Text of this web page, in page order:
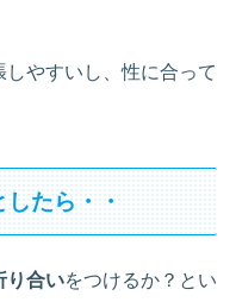
やすいし、性に合って
たら・・
り合いをつけるか？とい